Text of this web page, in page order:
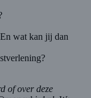
wat kan jij dan
of over deze